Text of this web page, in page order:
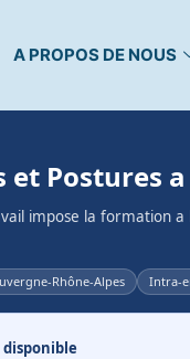
A PROPOS DE NOUS
et Postures a
impose la
Rhône-Alpes Intra-